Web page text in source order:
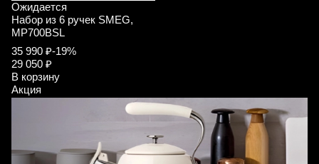
Ожидается
Набор из 6 ручек SMEG,
MP700BSL
35 990 ₽-19%
29 050 ₽
В корзину
Акция